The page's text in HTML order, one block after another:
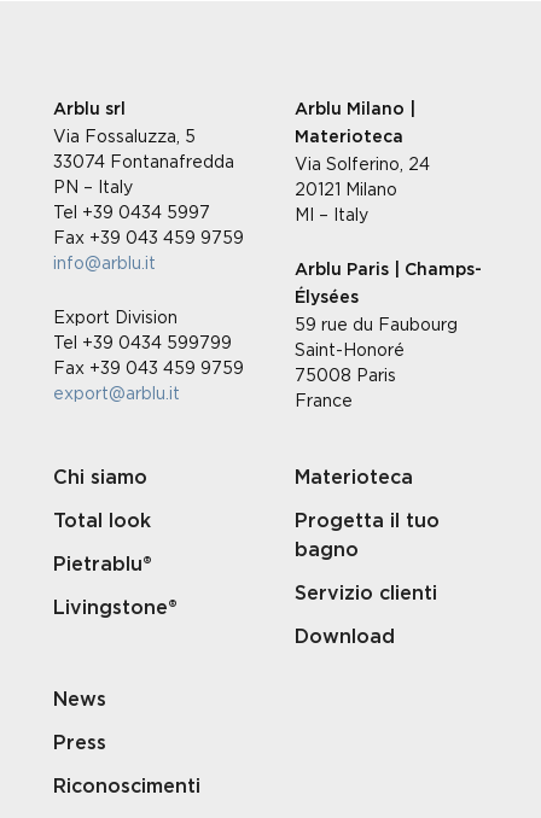
Arblu srl
Via Fossaluzza, 5
33074 Fontanafredda
PN – Italy
Tel +39 0434 5997
Fax +39 043 459 9759
info@arblu.it
Export Division
Tel +39 0434 599799
Fax +39 043 459 9759
export@arblu.it
Arblu Milano |
Materioteca
Via Solferino, 24
20121 Milano
MI – Italy
Arblu Paris | Champs-
Élysées
59 rue du Faubourg
Saint-Honoré
75008 Paris
France
Chi siamo
Total look
Pietrablu®
Livingstone®
Materioteca
Progetta il tuo
bagno
Servizio clienti
Download
News
Press
Riconoscimenti